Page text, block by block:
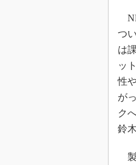
つ
は
ッ
性
が
ク
鈴
製